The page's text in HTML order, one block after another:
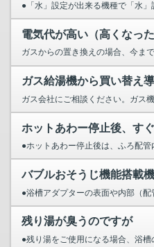
●「水」設定が出来る機種で「水」
電気代が高い（高くなっ
ガスからの置き換えの場合、今ま
ガス会社にご相談ください。ガス機
ホットあわー停止後、す
●ホットあわー停止後は、ふろ配管
●浴槽アダプターの表面や内部（配
残り湯が臭うのですが
●残り湯をご使用になる場合、浴槽